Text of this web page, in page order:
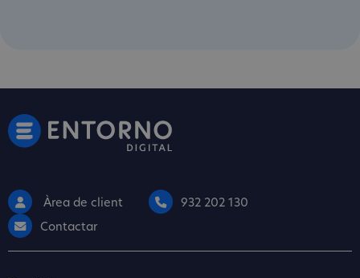
Àrea de client
932 202 130
Contactar